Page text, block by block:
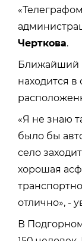
Черткова.
Ближайший
находится в
«Я не знаю
было бы
село
хорошая
отлично», -
В